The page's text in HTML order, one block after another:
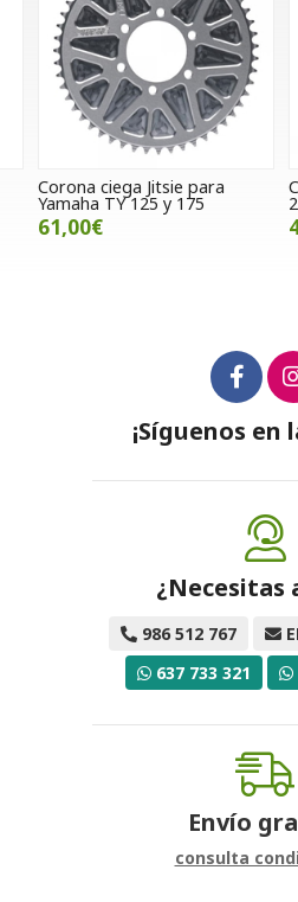
Corona ciega Jitsie para
Yamaha TY 125 y 175
61,00€
¡Síguenos en
¿Necesitas
986 512 767
637 733 321
Envío
consulta